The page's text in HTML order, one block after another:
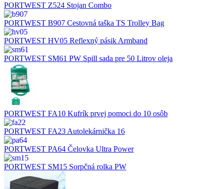
PORTWEST Z524 Stojan Combo
PORTWEST B907 Cestovná taška TS Trolley Bag
PORTWEST HV05 Reflexný pásik Armband
PORTWEST SM61 PW Spill sada pre 50 Litrov oleja
PORTWEST FA10 Kufrík prvej pomoci do 10 osôb
PORTWEST FA23 Autolekárnička 16
PORTWEST PA64 Čelovka Ultra Power
PORTWEST SM15 Sorpčná rolka PW